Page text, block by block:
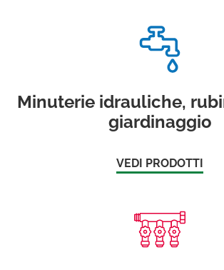
Minuterie idrauliche,
giardinaggio
VEDI PRODOTTI